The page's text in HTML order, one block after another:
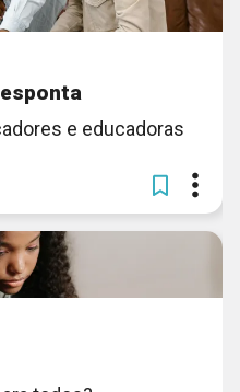
e educadoras